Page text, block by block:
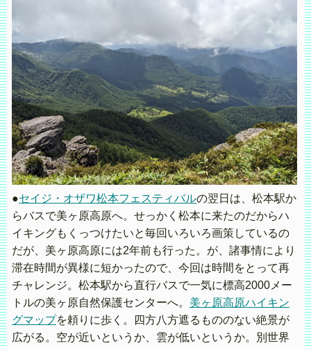
●セイジ・オザワ松本フェスティバルの翌日は、松本駅か
らバスで美ヶ原高原へ。せっかく松本に来たのだからハ
イキングもくっつけたいと毎回いろいろ画策しているの
だが、美ヶ原高原には2年前も行った。が、諸事情により
滞在時間が異様に短かったので、今回は時間をとって再
チャレンジ。松本駅から直行バスで一気に標高2000メー
トルの美ヶ原自然保護センターへ。 美ヶ原高原ハイキン
グマップを頼りに歩く。四方八方遮るもののない絶景が
広がる。空が近いというか、雲が低いというか。別世界